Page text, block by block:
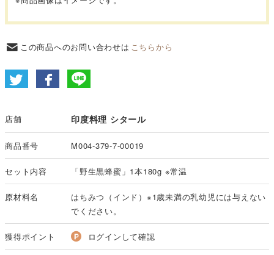
この商品へのお問い合わせは こちらから
店舗 印度料理 シタール
商品番号 M004-379-7-00019
セット内容 「野生黒蜂蜜」1本180g ※常温
原材料名
はちみつ（インド）※1歳未満の乳幼児には与えない
でください。
獲得ポイント ログインして確認